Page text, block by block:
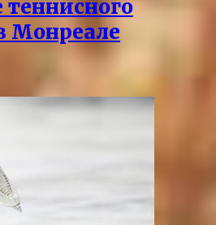
теннисного
Монреале